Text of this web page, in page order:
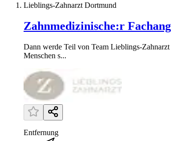
Lieblings-Zahnarzt Dortmund
Zahnmedizinische:r
Dann werde Teil von Team Lieblings-
Menschen s...
Entfernung